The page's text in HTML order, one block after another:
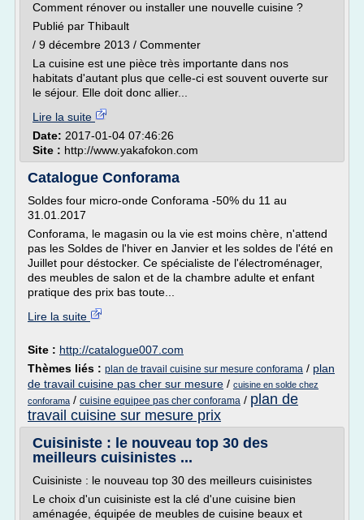
Comment rénover ou installer une nouvelle cuisine ?
Publié par Thibault
/ 9 décembre 2013 / Commenter
La cuisine est une pièce très importante dans nos
habitats d'autant plus que celle-ci est souvent ouverte sur
le séjour. Elle doit donc allier...
Lire la suite
Date: 2017-01-04 07:46:26
Site : http://www.yakafokon.com
Catalogue Conforama
Soldes four micro-onde Conforama -50% du 11 au
31.01.2017
Conforama, le magasin ou la vie est moins chère, n'attend
pas les Soldes de l'hiver en Janvier et les soldes de l'été en
Juillet pour déstocker. Ce spécialiste de l'électroménager,
des meubles de salon et de la chambre adulte et enfant
pratique des prix bas toute...
Lire la suite
Site : http://catalogue007.com
Thèmes liés : plan de travail cuisine sur mesure conforama / plan
de travail cuisine pas cher sur mesure / cuisine en solde chez
conforama / cuisine equipee pas cher conforama / plan de
travail cuisine sur mesure prix
Cuisiniste : le nouveau top 30 des
meilleurs cuisinistes ...
Cuisiniste : le nouveau top 30 des meilleurs cuisinistes
Le choix d'un cuisiniste est la clé d'une cuisine bien
aménagée, équipée de meubles de cuisine beaux et